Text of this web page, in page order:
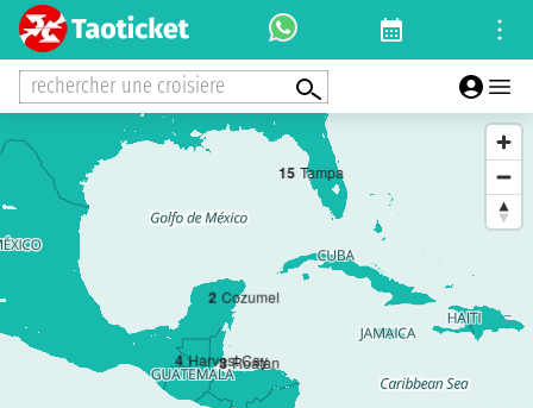
rechercher une croisiere
15 Tampa
2 Cozumel
3 Roatan
4 Harvest Cay